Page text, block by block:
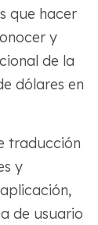
que hacer
y
de la
dólares en
traducción
y
de usuario